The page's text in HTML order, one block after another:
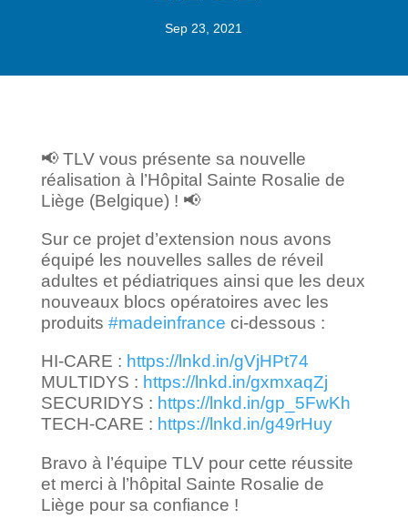
Sep 23, 2021
📢 TLV vous présente sa nouvelle
réalisation à l’Hôpital Sainte Rosalie de
Liège (Belgique) ! 📢
Sur ce projet d’extension nous avons
équipé les nouvelles salles de réveil
adultes et pédiatriques ainsi que les deux
nouveaux blocs opératoires avec les
produits #madeinfrance ci-dessous :
HI-CARE : https://lnkd.in/gVjHPt74
MULTIDYS : https://lnkd.in/gxmxaqZj
SECURIDYS : https://lnkd.in/gp_5FwKh
TECH-CARE : https://lnkd.in/g49rHuy
Bravo à l’équipe TLV pour cette réussite
et merci à l’hôpital Sainte Rosalie de
Liège pour sa confiance !